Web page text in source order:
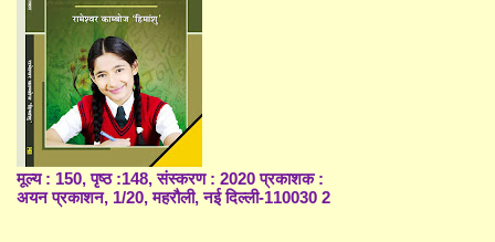
मूल्य : 150, पृष्ठ :148, संस्करण : 2020 प्रकाशक :
अयन प्रकाशन, 1/20, महरौली, नई दिल्ली-110030 2